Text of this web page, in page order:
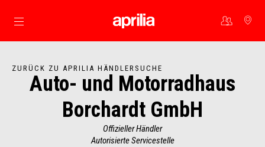
Skip to content
ZURÜCK ZU APRILIA HÄNDLERSUCHE
Auto- und Motorradhaus
Borchardt GmbH
Offizieller Händler
Autorisierte Servicestelle